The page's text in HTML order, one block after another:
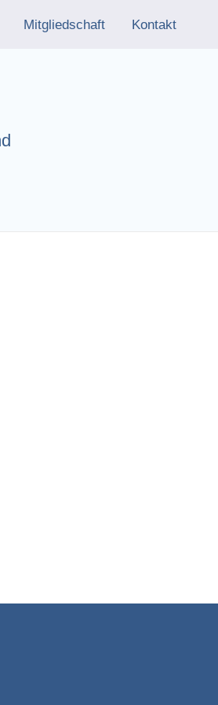
Mitgliedschaft Kontakt